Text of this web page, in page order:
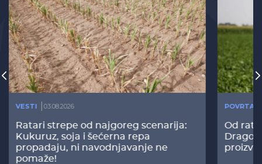
VESTI 03.08.2026
Ratari strepe od najgoreg scenarija:
Kukuruz, soja i šećerna repa
propadaju, ni navodnjavanje ne
pomaže!
Od